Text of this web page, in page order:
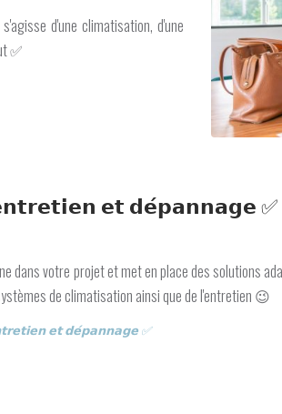
d'une climatisation, d'une
✅
𝗲𝘁 𝗱𝗲́𝗽𝗮𝗻𝗻𝗮𝗴𝗲 ✅
dans votre projet et met en place des solutions
de climatisation ainsi que de l'entretien 😉
𝗲𝘁 𝗱𝗲́𝗽𝗮𝗻𝗻𝗮𝗴𝗲 ✅